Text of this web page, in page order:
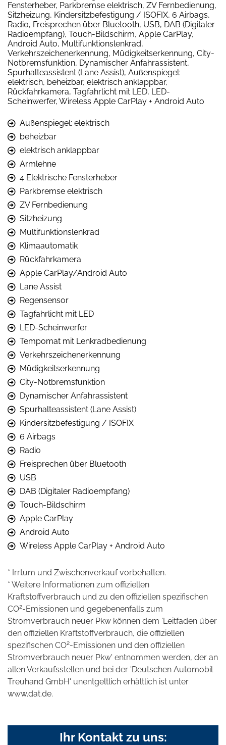
Fensterheber, Parkbremse elektrisch, ZV Fernbedienung,
Sitzheizung, Kindersitzbefestigung / ISOFIX, 6 Airbags,
Radio, Freisprechen über Bluetooth, USB, DAB (Digitaler
Radioempfang), Touch-Bildschirm, Apple CarPlay,
Android Auto, Multifunktionslenkrad,
Verkehrszeichenerkennung, Müdigkeitserkennung, City-
Notbremsfunktion, Dynamischer Anfahrassistent,
Spurhalteassistent (Lane Assist), Außenspiegel:
elektrisch, beheizbar, elektrisch anklappbar,
Rückfahrkamera, Tagfahrlicht mit LED, LED-
Scheinwerfer, Wireless Apple CarPlay + Android Auto
Außenspiegel: elektrisch
beheizbar
elektrisch anklappbar
Armlehne
4 Elektrische Fensterheber
Parkbremse elektrisch
ZV Fernbedienung
Sitzheizung
Multifunktionslenkrad
Klimaautomatik
Rückfahrkamera
Apple CarPlay/Android Auto
Lane Assist
Regensensor
Tagfahrlicht mit LED
LED-Scheinwerfer
Tempomat mit Lenkradbedienung
Verkehrszeichenerkennung
Müdigkeitserkennung
City-Notbremsfunktion
Dynamischer Anfahrassistent
Spurhalteassistent (Lane Assist)
Kindersitzbefestigung / ISOFIX
6 Airbags
Radio
Freisprechen über Bluetooth
USB
DAB (Digitaler Radioempfang)
Touch-Bildschirm
Apple CarPlay
Android Auto
Wireless Apple CarPlay + Android Auto
* Irrtum und Zwischenverkauf vorbehalten.
* Weitere Informationen zum offiziellen
Kraftstoffverbrauch und zu den offiziellen spezifischen
CO2-Emissionen und gegebenenfalls zum
Stromverbrauch neuer Pkw können dem 'Leitfaden über
den offiziellen Kraftstoffverbrauch, die offiziellen
spezifischen CO2-Emissionen und den offiziellen
Stromverbrauch neuer Pkw' entnommen werden, der an
allen Verkaufsstellen und bei der 'Deutschen Automobil
Treuhand GmbH' unentgeltlich erhältlich ist unter
www.dat.de.
Ihr Kontakt zu uns: